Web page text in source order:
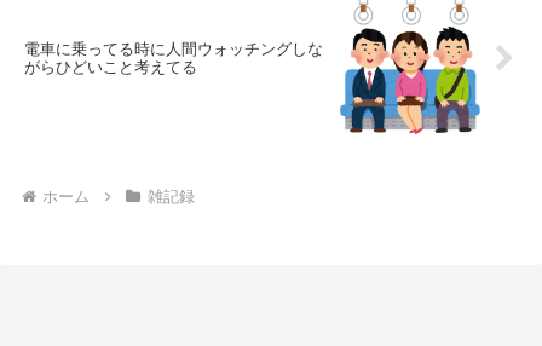
電車に乗ってる時に人間ウォッチングしな
がらひどいこと考えてる
ホーム 雑記録